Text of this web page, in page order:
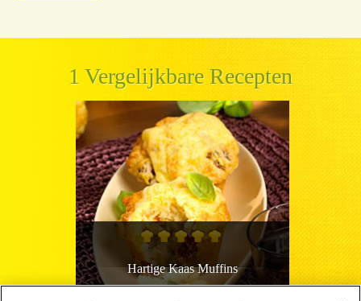
1 Vergelijkbare Recepten
Hartige Kaas Muffins